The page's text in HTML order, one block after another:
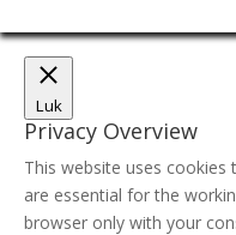
Luk
Privacy Overview
This website uses
are essential for the
browser only with your